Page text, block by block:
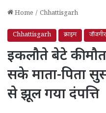
Home / Chhattisgarh
Chhattisgarh क्राइम
इकलौते बेटे की
सके माता-पिता
से झूल गया दंपत्ति